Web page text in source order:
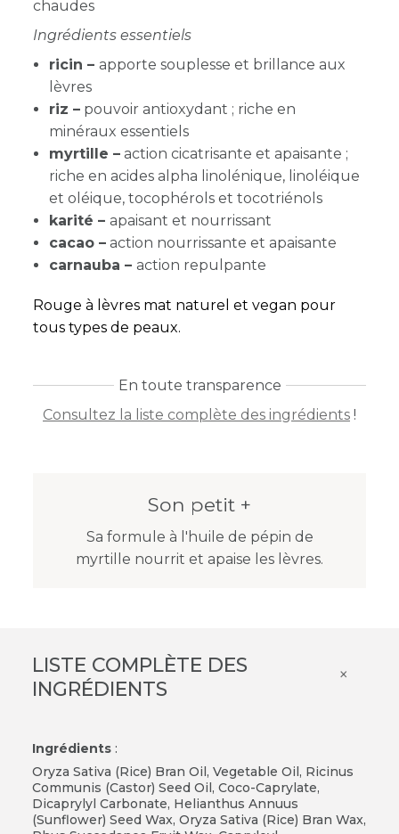
chaudes
Ingrédients essentiels
ricin – apporte souplesse et brillance aux
lèvres
riz – pouvoir antioxydant ; riche en
minéraux essentiels
myrtille – action cicatrisante et apaisante ;
riche en acides alpha linolénique, linoléique
et oléique, tocophérols et tocotriénols
karité – apaisant et nourrissant
cacao – action nourrissante et apaisante
carnauba – action repulpante
Rouge à lèvres mat naturel et vegan pour
tous types de peaux.
En toute transparence
Consultez la liste complète des ingrédients !
Son petit +
Sa formule à l'huile de pépin de
myrtille nourrit et apaise les lèvres.
LISTE COMPLÈTE DES
INGRÉDIENTS
×
Ingrédients:
Oryza Sativa (Rice) Bran Oil, Vegetable Oil, Ricinus
Communis (Castor) Seed Oil, Coco-Caprylate,
Dicaprylyl Carbonate, Helianthus Annuus
(Sunflower) Seed Wax, Oryza Sativa (Rice) Bran Wax,